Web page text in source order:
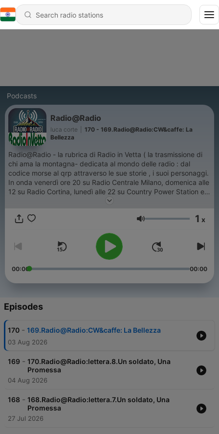
Podcasts
Radio@Radio
luca corte
170 - 169.Radio@Radio:CW&caffe: La
Bellezza
Radio@Radio - la rubrica di Radio in Vetta ( la trasmissione di
chi ama la montagna- dedicata al mondo delle radio : dal
codice morse al qrp attraverso le sue storie , i suoi personaggi.
In onda venerdì ore 20 su Radio Centrale Milano, domenica alle
12 su Radio Cortina, lunedì alle 22 su Country Power Station e
martedì ore 22 su Radio Station One
Volume 1 x
00:00 00:00
Episodes
170 - 169.Radio@Radio:CW&caffe: La Bellezza
03 Aug 2026
169 - 170.Radio@Radio:lettera.8.Un soldato, Una
Promessa
04 Aug 2026
168 - 168.Radio@Radio:lettera.7.Un soldato, Una
Promessa
27 Jul 2026